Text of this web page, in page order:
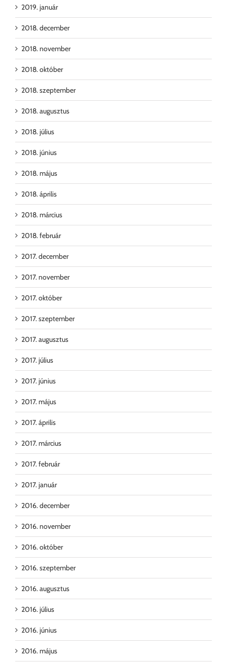
2019. január
2018. december
2018. november
2018. október
2018. szeptember
2018. augusztus
2018. július
2018. június
2018. május
2018. április
2018. március
2018. február
2017. december
2017. november
2017. október
2017. szeptember
2017. augusztus
2017. július
2017. június
2017. május
2017. április
2017. március
2017. február
2017. január
2016. december
2016. november
2016. október
2016. szeptember
2016. augusztus
2016. július
2016. június
2016. május